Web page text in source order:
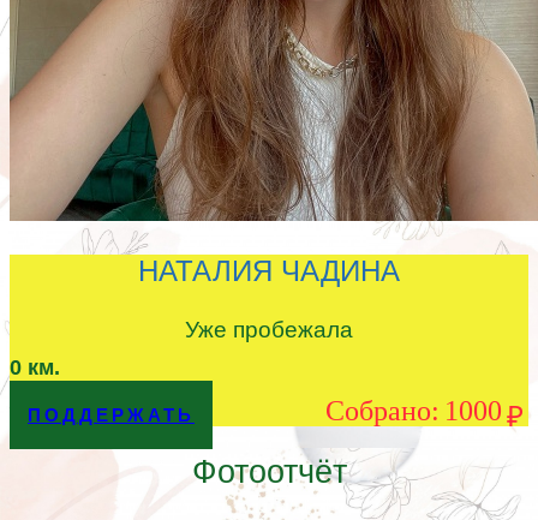
НАТАЛИЯ ЧАДИНА
Уже пробежала
0 км.
₽
1000
Cобрано:
ПОДДЕРЖАТЬ
Фотоотчёт